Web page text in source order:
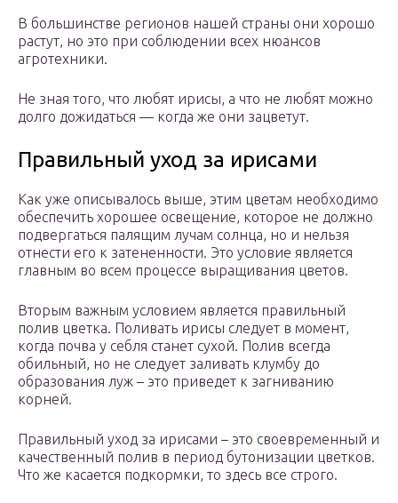
В большинстве регионов нашей страны они хорошо
растут, но это при соблюдении всех нюансов
агротехники.
Не зная того, что любят ирисы, а что не любят можно
долго дожидаться — когда же они зацветут.
Правильный уход за ирисами
Как уже описывалось выше, этим цветам необходимо
обеспечить хорошее освещение, которое не должно
подвергаться палящим лучам солнца, но и нельзя
отнести его к затененности. Это условие является
главным во всем процессе выращивания цветов.
Вторым важным условием является правильный
полив цветка. Поливать ирисы следует в момент,
когда почва у себля станет сухой. Полив всегда
обильный, но не следует заливать клумбу до
образования луж – это приведет к загниванию
корней.
Правильный уход за ирисами – это своевременный и
качественный полив в период бутонизации цветков.
Что же касается подкормки, то здесь все строго.